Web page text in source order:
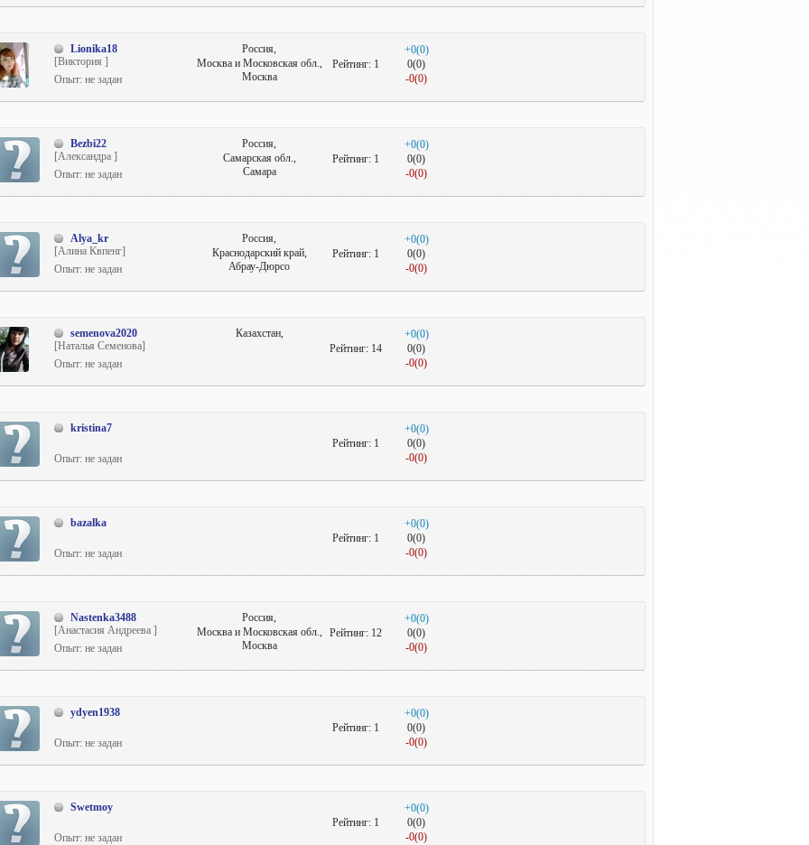
Lionika18
[Виктория ]
Опыт: не задан
+0(0)
0(0)
-0(0)
Рейтинг:1
Россия,
Москва и Московская обл.,
Москва
Bezbi22
[Александра ]
Опыт: не задан
+0(0)
0(0)
-0(0)
Рейтинг:1
Россия,
Самарская обл.,
Самара
Alya_kr
[Алина Квпенг]
Опыт: не задан
+0(0)
0(0)
-0(0)
Рейтинг:1
Россия,
Краснодарский край,
Абрау-Дюрсо
semenova2020
[Наталья Семенова]
Опыт: не задан
+0(0)
0(0)
-0(0)
Рейтинг:14
Казахстан,
kristina7
Опыт: не задан
+0(0)
0(0)
-0(0)
Рейтинг:1
bazalka
Опыт: не задан
+0(0)
0(0)
-0(0)
Рейтинг:1
Nastenka3488
[Анастасия Андреева ]
Опыт: не задан
+0(0)
0(0)
-0(0)
Рейтинг:12
Россия,
Москва и Московская обл.,
Москва
ydyen1938
Опыт: не задан
+0(0)
0(0)
-0(0)
Рейтинг:1
Swetmoy
Опыт: не задан
+0(0)
0(0)
-0(0)
Рейтинг:1